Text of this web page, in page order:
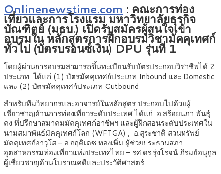
Onlinenewstime.com : คณะการท่อง
เที่ยวและการโรงแรม มหาวิทยาลัยธุรกิจ
บัณฑิตย์ (มธบ.) เปิดรับสมัครผู้สนใจเข้า
อบรมใน หลักสูตรการฝึกอบรมวิชามัคคุเทศก์
ทั่วไป (บัตรบรอนซ์เงิน) DPU รุ่นที่ 1
โดยผู้ผ่านการอบรมสามารถขึ้นทะเบียนรับบัตรประกอบวิชาชีพได้ 2
ประเภท ได้แก่ (1) บัตรมัคคุเทศก์ประเภท Inbound และ Domestic
และ (2) บัตรมัคคุเทศก์ประเภท Outbound
สำหรับทีมวิทยากรและอาจารย์ในหลักสูตร ประกอบไปด้วยผู้
เชี่ยวชาญด้านการท่องเที่ยวระดับประเทศ ได้แก่ อ.สร้อยนภา พันธุ์
คง ที่ปรึกษาสมาคมมัคคุเทศก์อาชีพฯ และผู้ฝึกสอนระดับประเทศใน
นามสมาพันธ์มัคคุเทศก์โลก (WFTGA) , อ.สุระชาติ สวนทรัพย์
มัคคุเทศก์อาวุโส – อ.กฤติเดซ ทองเพิ่ม ผู้ช่วยประธานสภา
อุตสาหกรรมท่องเที่ยวแห่งประเทศไทย – รศ.ดร.รุ่งโรจน์ ภิรมย์อนุกูล
ผู้เชี่ยวชาญด้านโบราณคดีและประวัติศาสตร์